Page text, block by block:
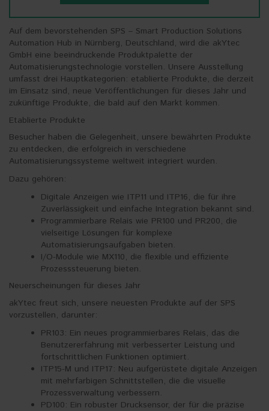
Auf dem bevorstehenden SPS – Smart Production Solutions
Automation Hub in Nürnberg, Deutschland, wird die akYtec
GmbH eine beeindruckende Produktpalette der
Automatisierungstechnologie vorstellen. Unsere Ausstellung
umfasst drei Hauptkategorien: etablierte Produkte, die derzeit
im Einsatz sind, neue Veröffentlichungen für dieses Jahr und
zukünftige Produkte, die bald auf den Markt kommen.
Etablierte Produkte
Besucher haben die Gelegenheit, unsere bewährten Produkte
zu entdecken, die erfolgreich in verschiedene
Automatisierungssysteme weltweit integriert wurden.
Dazu gehören:
Digitale Anzeigen wie ITP11 und ITP16, die für ihre
Zuverlässigkeit und einfache Integration bekannt sind.
Programmierbare Relais wie PR100 und PR200, die
vielseitige Lösungen für komplexe
Automatisierungsaufgaben bieten.
I/O-Module wie MX110, die flexible und effiziente
Prozesssteuerung bieten.
Neuerscheinungen für dieses Jahr
akYtec freut sich, unsere neuesten Produkte auf der SPS
vorzustellen, darunter:
PR103: Ein neues programmierbares Relais, das die
Benutzererfahrung mit verbesserter Leistung und
fortschrittlichen Funktionen optimiert.
ITP15-M und ITP17: Neu aufgerüstete digitale Anzeigen
mit mehrfarbigen Schnittstellen, die die visuelle
Prozessverwaltung verbessern.
PD100: Ein robuster Drucksensor, der für die präzise